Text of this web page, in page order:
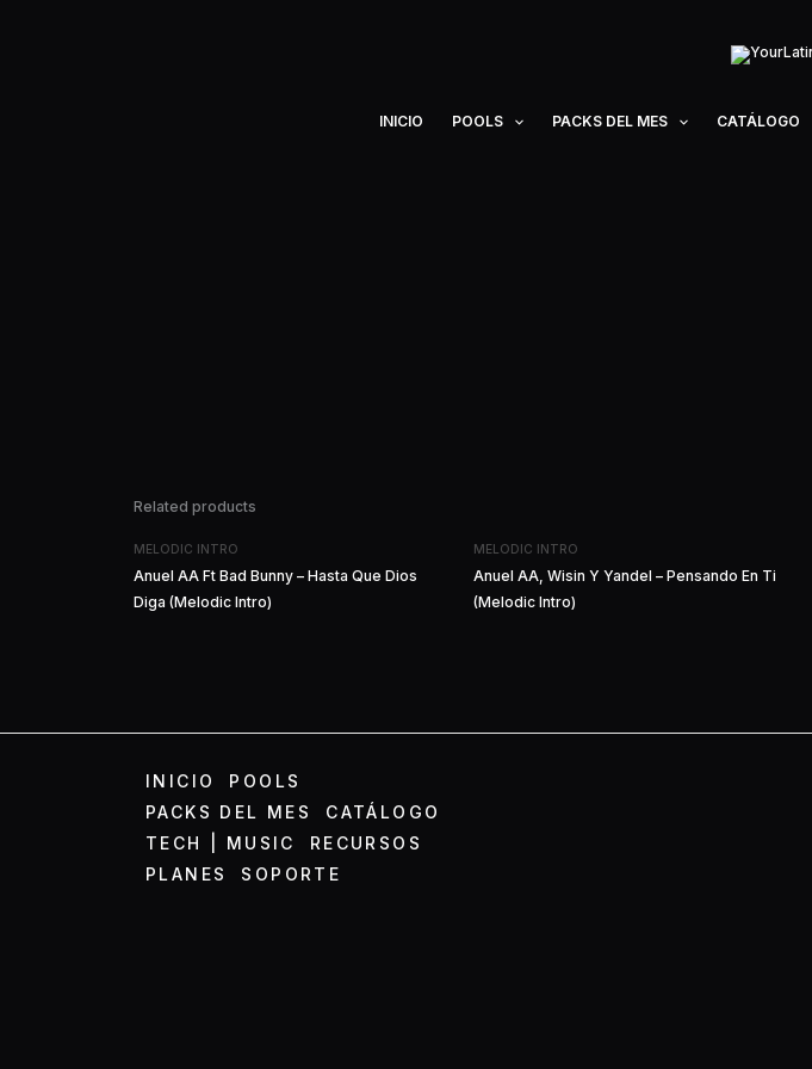
INICIO POOLS PACKS DEL MES CATÁLOGO
Related products
MELODIC INTRO
Anuel AA Ft Bad Bunny – Hasta Que Dios
Diga (Melodic Intro)
MELODIC INTRO
Anuel AA, Wisin Y Yandel – Pensando En Ti
(Melodic Intro)
INICIO
POOLS
PACKS DEL MES
CATÁLOGO
TECH | MUSIC
RECURSOS
PLANES
SOPORTE